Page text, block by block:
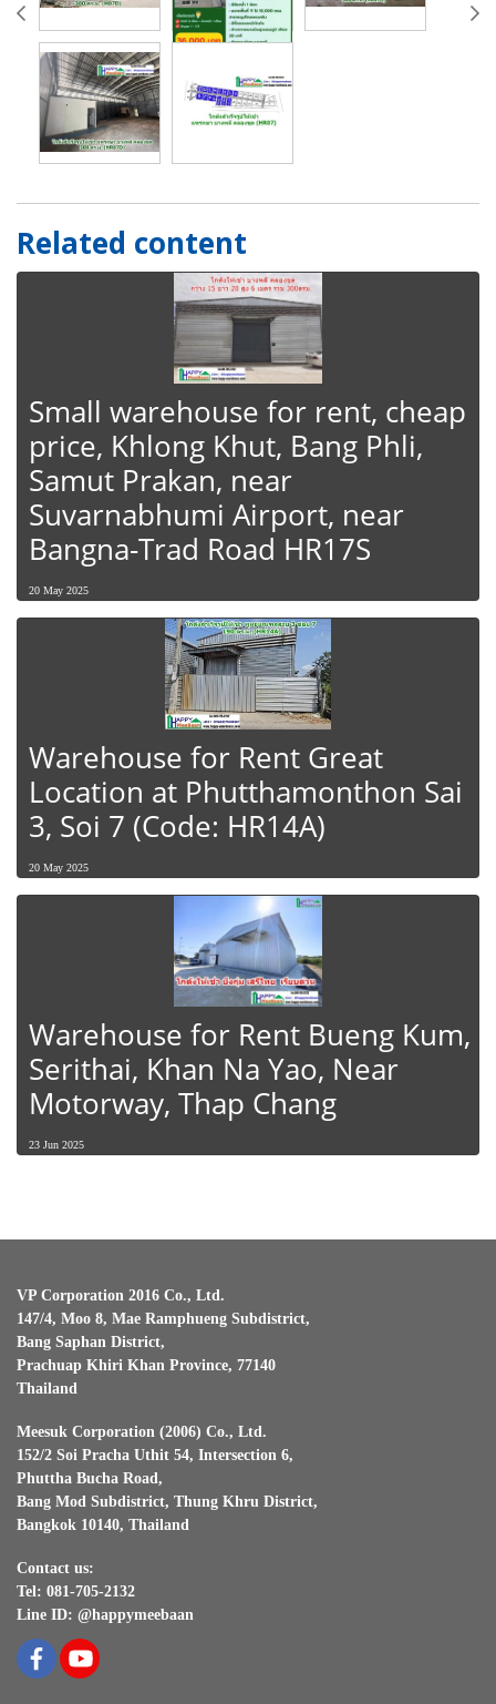
Related content
Small warehouse for rent, cheap
price, Khlong Khut, Bang Phli,
Samut Prakan, near
Suvarnabhumi Airport, near
Bangna-Trad Road HR17S
20 May 2025
Warehouse for Rent Great
Location at Phutthamonthon Sai
3, Soi 7 (Code: HR14A)
20 May 2025
Warehouse for Rent Bueng Kum,
Serithai, Khan Na Yao, Near
Motorway, Thap Chang
23 Jun 2025
VP Corporation 2016 Co., Ltd.
147/4, Moo 8, Mae Ramphueng Subdistrict,
Bang Saphan District,
Prachuap Khiri Khan Province, 77140
Thailand
Meesuk Corporation (2006) Co., Ltd.
152/2 Soi Pracha Uthit 54, Intersection 6,
Phuttha Bucha Road,
Bang Mod Subdistrict, Thung Khru District,
Bangkok 10140, Thailand
Contact us:
Tel: 081-705-2132
Line ID: @happymeebaan